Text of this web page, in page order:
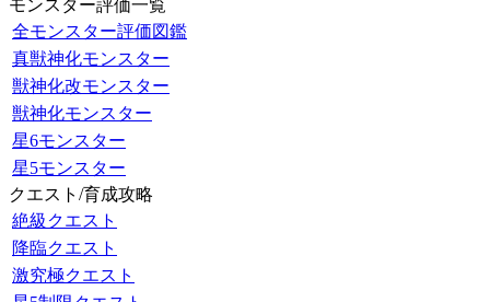
モンスター評価一覧
全モンスター評価図鑑
真獣神化モンスター
獣神化改モンスター
獣神化モンスター
星6モンスター
星5モンスター
クエスト/育成攻略
絶級クエスト
降臨クエスト
激究極クエスト